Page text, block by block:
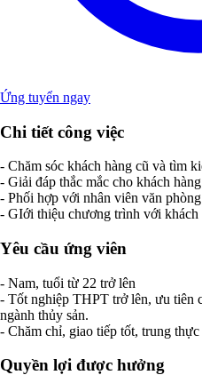
Ứng tuyển ngay
Chi tiết công việc
- Chăm sóc khách hàng cũ và tìm
- Giải đáp thắc mắc cho khách hàng
- Phối hợp với nhân viên văn phòng
- GIới thiệu chương trình với khách
Yêu cầu ứng viên
- Nam, tuổi từ 22 trở lên
- Tốt nghiệp THPT trở lên, ưu tiên
ngành thủy sản.
- Chăm chỉ, giao tiếp tốt, trung thực
Quyền lợi được hưởng